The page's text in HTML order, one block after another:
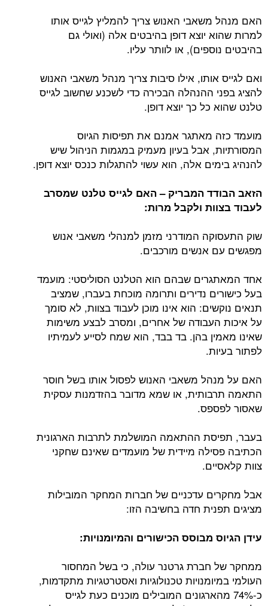
האם מנהל משאבי האנוש צריך להמליץ לגייס אותו
למרות שהוא יוצא דופן בהיבטים אלה (ואולי גם
בהיבטים נוספים), או לוותר עליו.
ואם לגייס אותו, אילו סיבות צריך מנהל משאבי האנוש
להציג בפני ההנהלה הבכירה כדי לשכנע שחשוב לגייס
טלנט שהוא כל כך יוצא דופן.
מועמד כזה מאתגר אמנם את תפיסות הגיוס
המסורתיות, אבל בעיון מעמיק במגמות הניהול שיש
להנהיג בימים אלה, הוא עשוי להתגלות כנכס יוצא דופן.
הזאב הבודד המבריק – האם לגייס טלנט שמסרב
לעבוד בצוות ולקבל מרות:
שוק התעסוקה המודרני מזמן למנהלי משאבי אנוש
מפגשים עם אנשים מורכבים.
אחד המאתגרים שבהם הוא הטלנט הסוליסטי: מועמד
בעל כישורים נדירים ותרומה מוכחת בעברו, שמציב
תנאים נוקשים: הוא אינו מוכן לעבוד בצוות, לא סומך
על איכות העבודה של אחרים, ומסרב לבצע משימות
שאינו מאמין בהן. בד בבד, הוא שמח לסייע לעמיתיו
לפתור בעיות.
האם על מנהל משאבי האנוש לפסול אותו בשל חוסר
התאמה תרבותית, או שמא מדובר בהזדמנות עסקית
שאסור לפספס.
בעבר, תפיסת ההתאמה המושלמת לתרבות הארגונית
הכתיבה פסילה מיידית של מועמדים שאינם שחקני
צוות קלאסיים.
אבל מחקרים עדכניים של חברות המחקר המובילות
מציגים תפנית חדה בחשיבה הזו:
עידן הגיוס מבוסס הכישורים והמיומנויות:
ממחקר של חברת גרטנר עולה, כי בשל המחסור
העולמי במיומנויות טכנולוגיות ואסטרטגיות מתקדמות,
כ-74% מהארגונים המובילים מוכנים כעת לגייס